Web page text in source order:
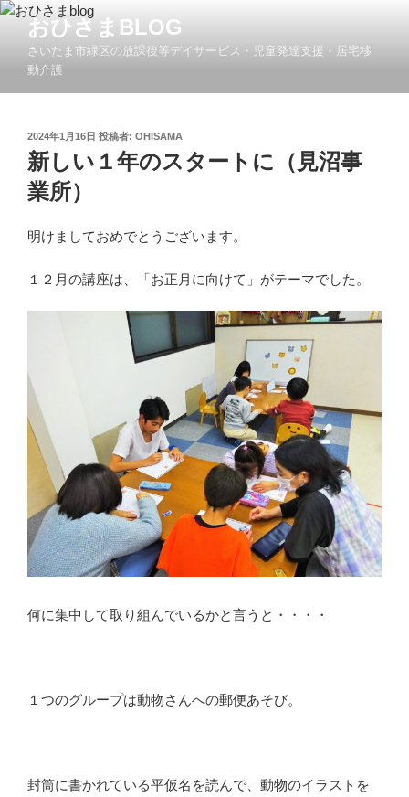
コ
ツ
おひさまBLOG
さいたま市緑区の放課後等デイサービス・児童発達支援・居宅移
動介護
投
稿
日:
2024年1月16日 投稿者: OHISAMA
新しい１年のスタートに（見沼事
業所）
明けましておめでとうございます。
１２月の講座は、「お正月に向けて」がテーマでした。
何に集中して取り組んでいるかと言うと・・・・
１つのグループは動物さんへの郵便あそび。
封筒に書かれている平仮名を読んで、動物のイラストを